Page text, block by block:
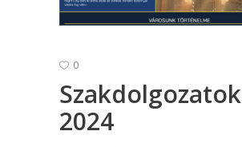
0
Szakdolgozatok
2024